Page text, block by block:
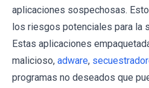
aplicaciones sospechosas.
los riesgos potenciales para la
Estas aplicaciones
malicioso, adware,
programas no deseados que